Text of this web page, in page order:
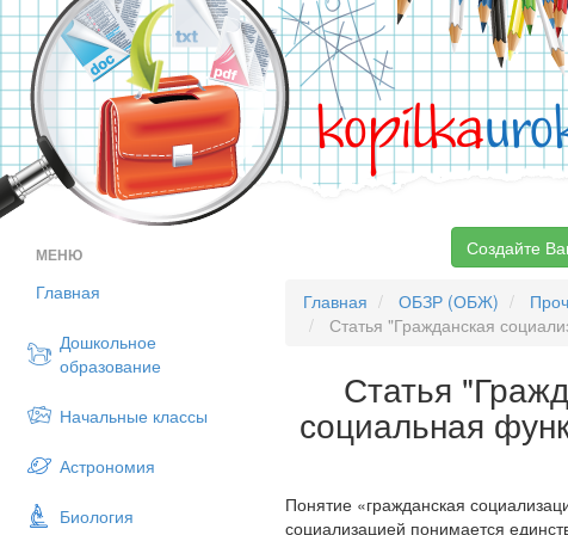
kopilka
МЕНЮ
Главная
Дошкольное
образование
Начальные классы
Астрономия
Биология
Создайте
Главная ОБЗР (ОБЖ)
Статья "Гражданская
Статья
социальная
Понятие «гражданская
социализацией понимается